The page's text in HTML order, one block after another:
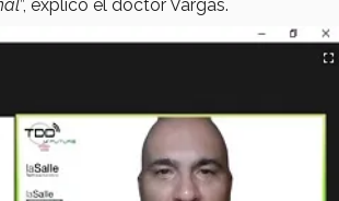
”, explicó el doctor Vargas.